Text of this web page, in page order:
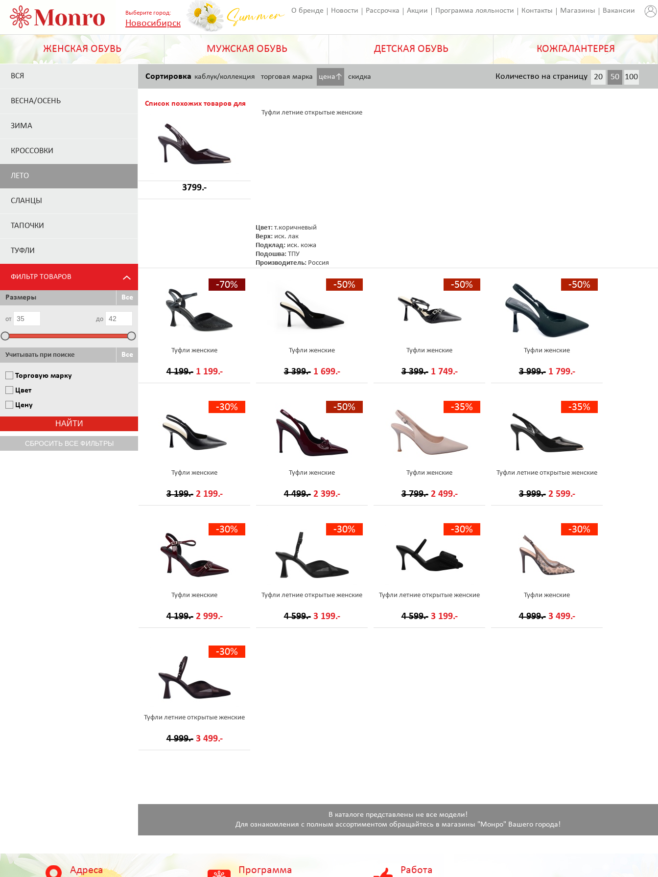
Выберите город:
Новосибирск
О бренде Новости Рассрочка Акции Программа лояльности Контакты Магазины Вакансии
ЖЕНСКАЯ ОБУВЬ МУЖСКАЯ ОБУВЬ ДЕТСКАЯ ОБУВЬ КОЖГАЛАНТЕРЕЯ
ВСЯ
ВЕСНА/ОСЕНЬ
ЗИМА
КРОССОВКИ
ЛЕТО
СЛАНЦЫ
ТАПОЧКИ
ТУФЛИ
ФИЛЬТР ТОВАРОВ
Размеры Все
от до
Учитывать при поиске Все
Торговую марку
Цвет
Цену
Сортировка каблук/коллекция торговая марка цена↑ скидка 20 50 100
Количество на страницу
Список похожих товаров для
3799.-
Туфли летние открытые женские
Цвет: т.коричневый
Верх: иск. лак
Подклад: иск. кожа
Подошва: ТПУ
Производитель: Россия
-70%
Туфли женские
4 199.- 1 199.-
-50%
Туфли женские
3 399.- 1 699.-
-50%
Туфли женские
3 399.- 1 749.-
-50%
Туфли женские
3 999.- 1 799.-
-30%
Туфли женские
3 199.- 2 199.-
-50%
Туфли женские
4 499.- 2 399.-
-35%
Туфли женские
3 799.- 2 499.-
-35%
Туфли летние открытые женские
3 999.- 2 599.-
-30%
Туфли женские
4 199.- 2 999.-
-30%
Туфли летние открытые женские
4 599.- 3 199.-
-30%
Туфли летние открытые женские
4 599.- 3 199.-
-30%
Туфли женские
4 999.- 3 499.-
-30%
Туфли летние открытые женские
4 999.- 3 499.-
В каталоге представлены не все модели!
Для ознакомления с полным ассортиментом обращайтесь в магазины "Монро" Вашего города!
Адреса
Программа
Работа